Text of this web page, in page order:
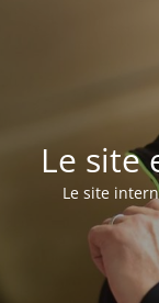
Le site
Le site